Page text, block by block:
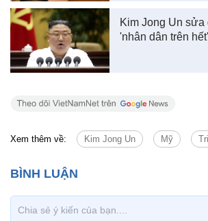
Kim Jong Un sửa
'nhân dân trên hết'
Xem thêm về: Kim Jong Un Mỹ